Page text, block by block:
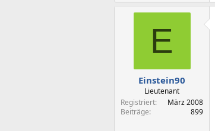
E
Einstein90
Lieutenant
Registriert
März 2008
Beiträge
899